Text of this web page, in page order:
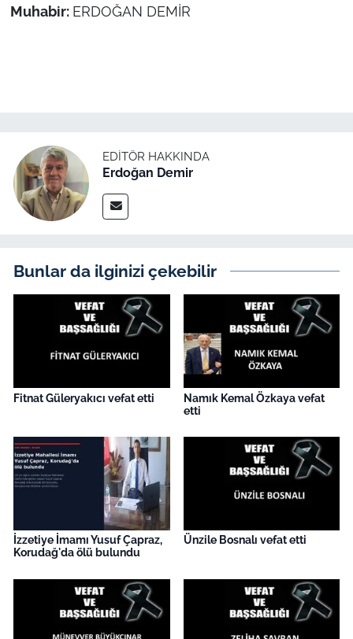
Muhabir: ERDOĞAN DEMİR
EDITÖR HAKKINDA
Erdoğan Demir
Bunlar da ilginizi çekebilir
Fitnat Güleryakıcı vefat etti
Namık Kemal Özkaya vefat
etti
İzzetiye İmamı Yusuf Çapraz,
Korudağ'da ölü bulundu
Ünzile Bosnalı vefat etti
Dış Haberler
Magazin
Bilim Teknoloji
English News
Canlı Maç
Finans
Gündem-Eğitim